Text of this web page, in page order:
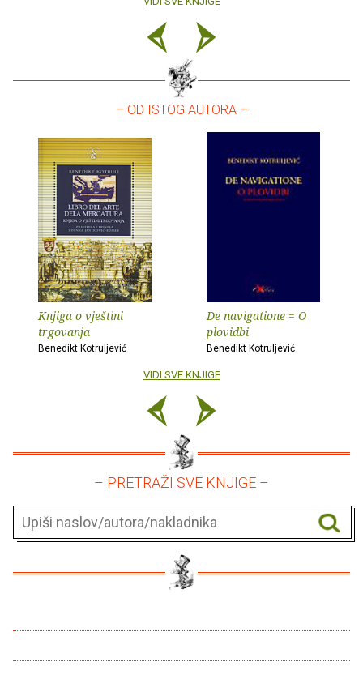
– OD ISTOG AUTORA –
Knjiga o vještini
trgovanja
Benedikt Kotruljević
De navigatione = O
plovidbi
Benedikt Kotruljević
VIDI SVE KNJIGE
– PRETRAŽI SVE KNJIGE –